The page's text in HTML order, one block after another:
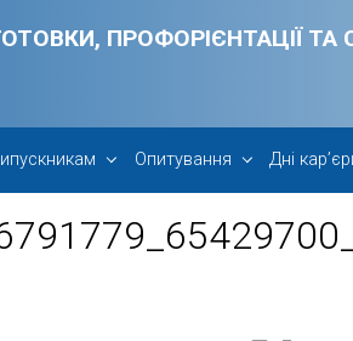
ПРОФОРІЄНТАЦІЇ
Опитування Дні